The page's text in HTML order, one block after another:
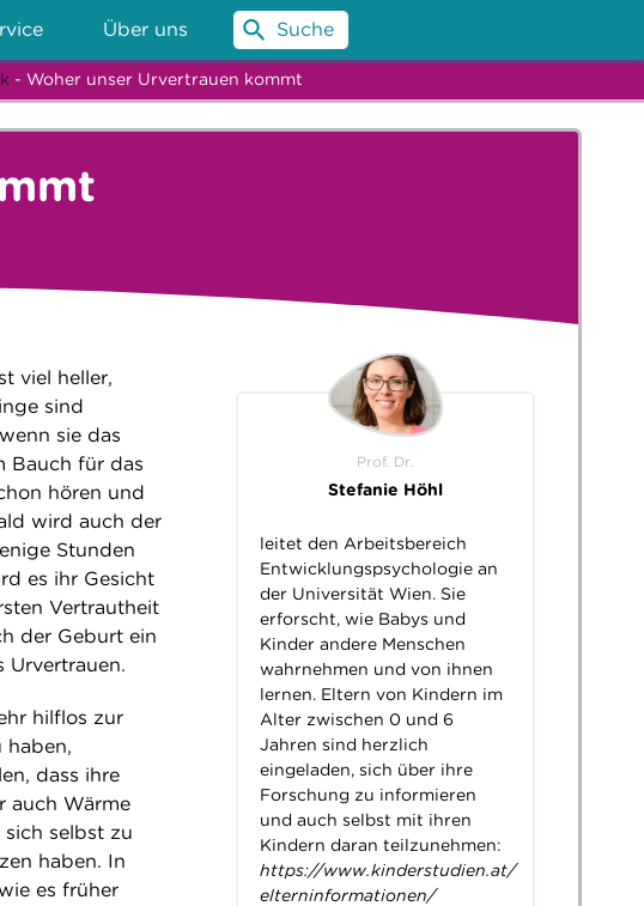
Über uns Suche
- Woher unser Urvertrauen kommt
viel heller,
sind
sie das
Bauch für das
hören und
wird auch der
Stunden
es ihr Gesicht
Vertrautheit
der Geburt ein
Urvertrauen.
hilflos zur
haben,
dass ihre
auch Wärme
selbst zu
haben. In
es früher
Prof. Dr.
Stefanie Höhl
leitet den Arbeitsbereich
Entwicklungspsychologie an
der Universität Wien. Sie
erforscht, wie Babys und
Kinder andere Menschen
wahrnehmen und von ihnen
lernen. Eltern von Kindern im
Alter zwischen 0 und 6
Jahren sind herzlich
eingeladen, sich über ihre
Forschung zu informieren
und auch selbst mit ihren
Kindern daran teilzunehmen:
https://www.kinderstudien.at/
elterninformationen/